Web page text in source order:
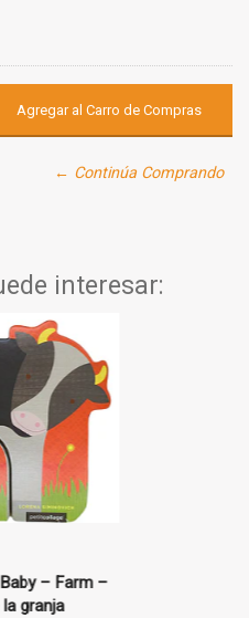
← Continúa Comprando
interesar:
– Farm –